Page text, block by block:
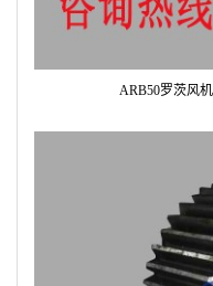
ARB50罗茨风